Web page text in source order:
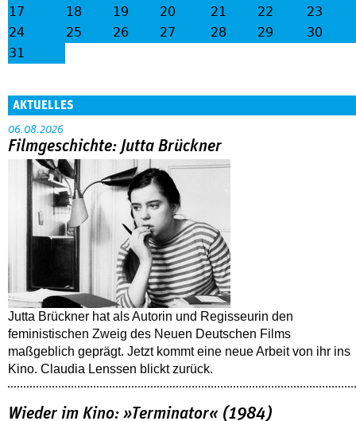
17
18 19 20 21 22
23
24
25 26 27 28 29
30
31
AKTUELLES
06.08.2026
Filmgeschichte: Jutta Brückner
Jutta Brückner hat als Autorin und Regisseurin den
feministischen Zweig des Neuen Deutschen Films
maßgeblich geprägt. Jetzt kommt eine neue Arbeit von ihr ins
Kino. Claudia Lenssen blickt zurück.
Wieder im Kino: »Terminator« (1984)